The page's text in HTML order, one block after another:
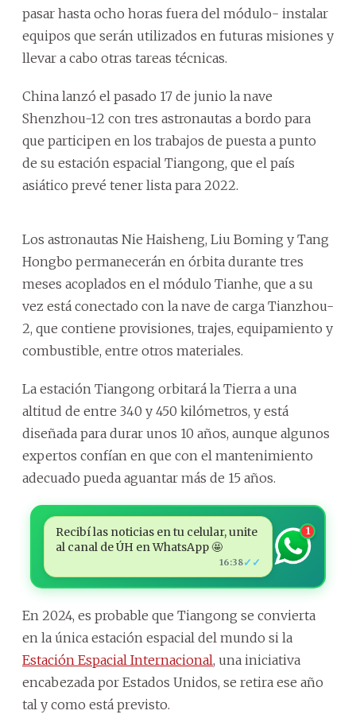
pasar hasta ocho horas fuera del módulo- instalar
equipos que serán utilizados en futuras misiones y
llevar a cabo otras tareas técnicas.
China lanzó el pasado 17 de junio la nave
Shenzhou-12 con tres astronautas a bordo para
que participen en los trabajos de puesta a punto
de su estación espacial Tiangong, que el país
asiático prevé tener lista para 2022.
Los astronautas Nie Haisheng, Liu Boming y Tang
Hongbo permanecerán en órbita durante tres
meses acoplados en el módulo Tianhe, que a su
vez está conectado con la nave de carga Tianzhou-
2, que contiene provisiones, trajes, equipamiento y
combustible, entre otros materiales.
La estación Tiangong orbitará la Tierra a una
altitud de entre 340 y 450 kilómetros, y está
diseñada para durar unos 10 años, aunque algunos
expertos confían en que con el mantenimiento
adecuado pueda aguantar más de 15 años.
Recibí las noticias en tu celular, unite
al canal de ÚH en WhatsApp 🤩
16:38✓✓
1
En 2024, es probable que Tiangong se convierta
en la única estación espacial del mundo si la
Estación Espacial Internacional, una iniciativa
encabezada por Estados Unidos, se retira ese año
tal y como está previsto.